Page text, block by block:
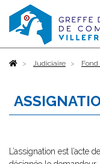
AccueilJudiciaire Fond
L’assignation est